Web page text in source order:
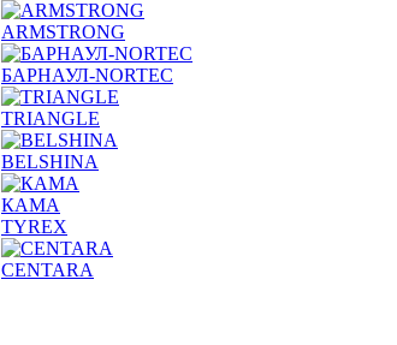
ARMSTRONG
БАРНАУЛ-NORTEC
TRIANGLE
BELSHINA
КАМА
TYREX
CENTARA